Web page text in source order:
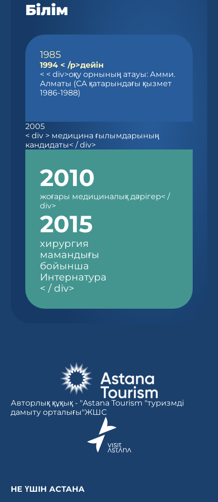
Білім
1985
1994 < /p>дейін
< < div>оқу орнының атауы: Амми.
Алматы (СА қатарындағы қызмет
1986-1988)
2005
< div > медицина ғылымдарының
кандидаты< / div>
2010
жоғары медициналық дәрігер< /
div>
2015
хирургия
мамандығы
бойынша
Интернатура
< / div>
Авторлық құқық - "Astana Tourism "туризмді
дамыту орталығы"ЖШС
НЕ ҮШІН АСТАНА